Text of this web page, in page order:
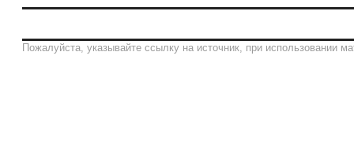
Пожалуйста, указывайте ссылку на источник, при использовании